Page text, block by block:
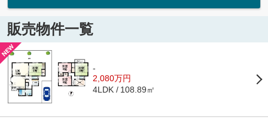
販売物件一覧
-
2,080万円
4LDK 108.89㎡